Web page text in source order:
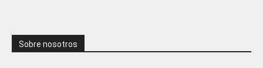
Sobre nosotros